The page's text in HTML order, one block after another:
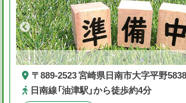
〒889-2523 宮崎県日南市大字平野
日南線「油津駅」から徒歩約4分